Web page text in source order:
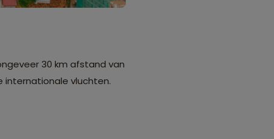
30 km afstand van
internationale vluchten.